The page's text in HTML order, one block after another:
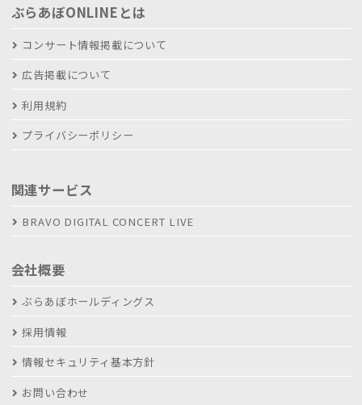
ぶらあぼONLINEとは
コンサート情報掲載について
広告掲載について
利用規約
プライバシーポリシー
関連サービス
BRAVO DIGITAL CONCERT LIVE
会社概要
ぶらあぼホールディングス
採用情報
情報セキュリティ基本方針
お問い合わせ